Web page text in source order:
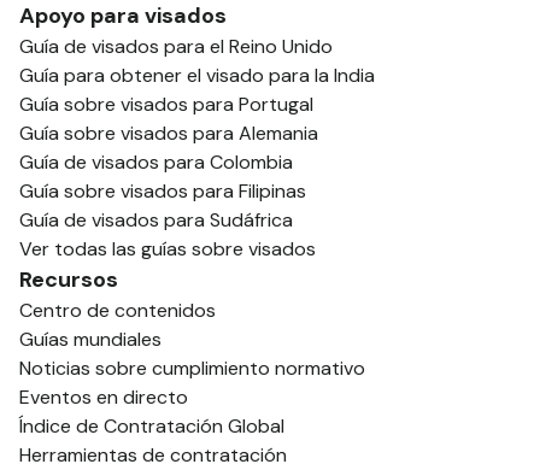
Apoyo para visados
Guía de visados para el Reino Unido
Guía para obtener el visado para la India
Guía sobre visados para Portugal
Guía sobre visados para Alemania
Guía de visados para Colombia
Guía sobre visados para Filipinas
Guía de visados para Sudáfrica
Ver todas las guías sobre visados
Recursos
Centro de contenidos
Guías mundiales
Noticias sobre cumplimiento normativo
Eventos en directo
Índice de Contratación Global
Herramientas de contratación